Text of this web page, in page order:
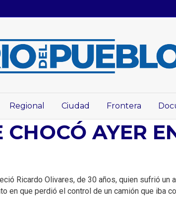
Regional Ciudad Frontera
AYER
Ricardo Olivares, de 30 años, quien sufrió
en que perdió el control de un camión que iba